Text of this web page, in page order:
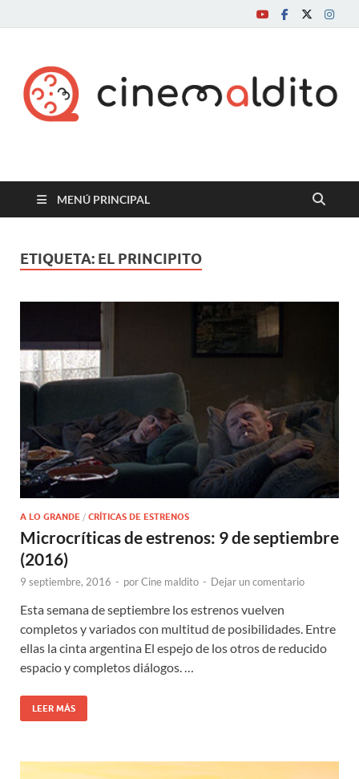
Cine maldito
MENÚ PRINCIPAL
ETIQUETA: EL PRINCIPITO
A LO GRANDE / CRÍTICAS DE ESTRENOS
Microcríticas de estrenos: 9 de septiembre
(2016)
9 septiembre, 2016 - porCine maldito - Dejar un comentario
Esta semana de septiembre los estrenos vuelven
completos y variados con multitud de posibilidades. Entre
ellas la cinta argentina El espejo de los otros de reducido
espacio y completos diálogos. …
LEER MÁS